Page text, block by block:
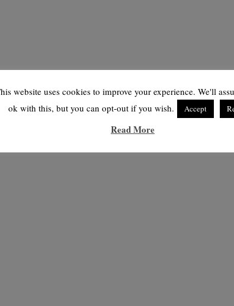
website uses cookies to improve your experience. We'll
ok with this, but you can opt-out if you wish.
Accept
Read More